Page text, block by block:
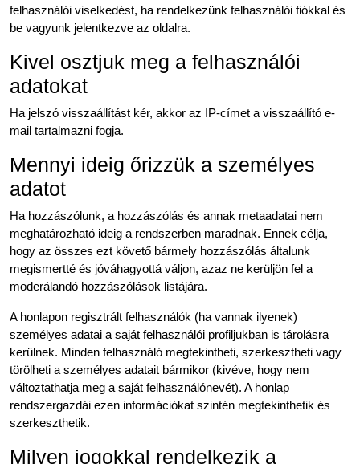
felhasználói viselkedést, ha rendelkezünk felhasználói fiókkal és
be vagyunk jelentkezve az oldalra.
Kivel osztjuk meg a felhasználói
adatokat
Ha jelszó visszaállítást kér, akkor az IP-címet a visszaállító e-
mail tartalmazni fogja.
Mennyi ideig őrizzük a személyes
adatot
Ha hozzászólunk, a hozzászólás és annak metaadatai nem
meghatározható ideig a rendszerben maradnak. Ennek célja,
hogy az összes ezt követő bármely hozzászólás általunk
megismertté és jóváhagyottá váljon, azaz ne kerüljön fel a
moderálandó hozzászólások listájára.
A honlapon regisztrált felhasználók (ha vannak ilyenek)
személyes adatai a saját felhasználói profiljukban is tárolásra
kerülnek. Minden felhasználó megtekintheti, szerkesztheti vagy
törölheti a személyes adatait bármikor (kivéve, hogy nem
változtathatja meg a saját felhasználónevét). A honlap
rendszergazdái ezen információkat szintén megtekinthetik és
szerkeszthetik.
Milyen jogokkal rendelkezik a